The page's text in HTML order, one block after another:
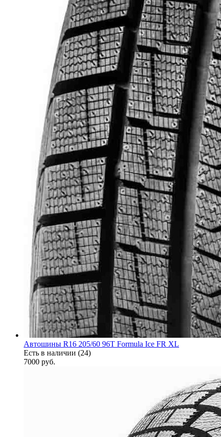
Автошины R16 205/60 96T Formula Ice FR XL
Есть в наличии (24)
7000 руб.